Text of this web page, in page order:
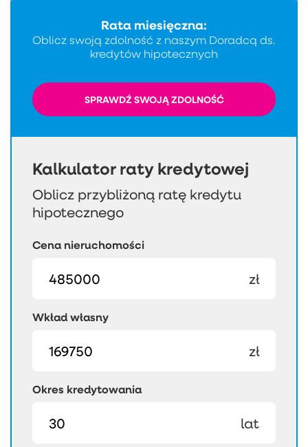
Kalkulator raty kredytowej
Oblicz przybliżoną ratę kredytu
hipotecznego
Cena nieruchomości
zł
Wkład własny
zł
Okres kredytowania
lat
Rata miesięczna:
Oblicz swoją zdolność z naszym Doradcą ds.
kredytów hipotecznych
SPRAWDŹ SWOJĄ ZDOLNOŚĆ